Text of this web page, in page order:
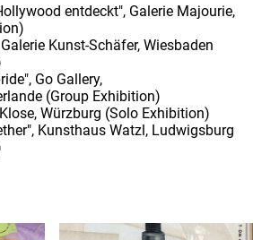
entdeckt", Galerie Majourie,
Kunst-Schäfer, Wiesbaden
Go Gallery,
(Group Exhibition)
Würzburg (Solo Exhibition)
Kunsthaus Watzl, Ludwigsburg